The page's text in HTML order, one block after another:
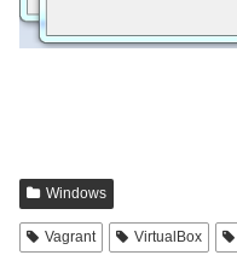
Windows
Vagrant VirtualBox